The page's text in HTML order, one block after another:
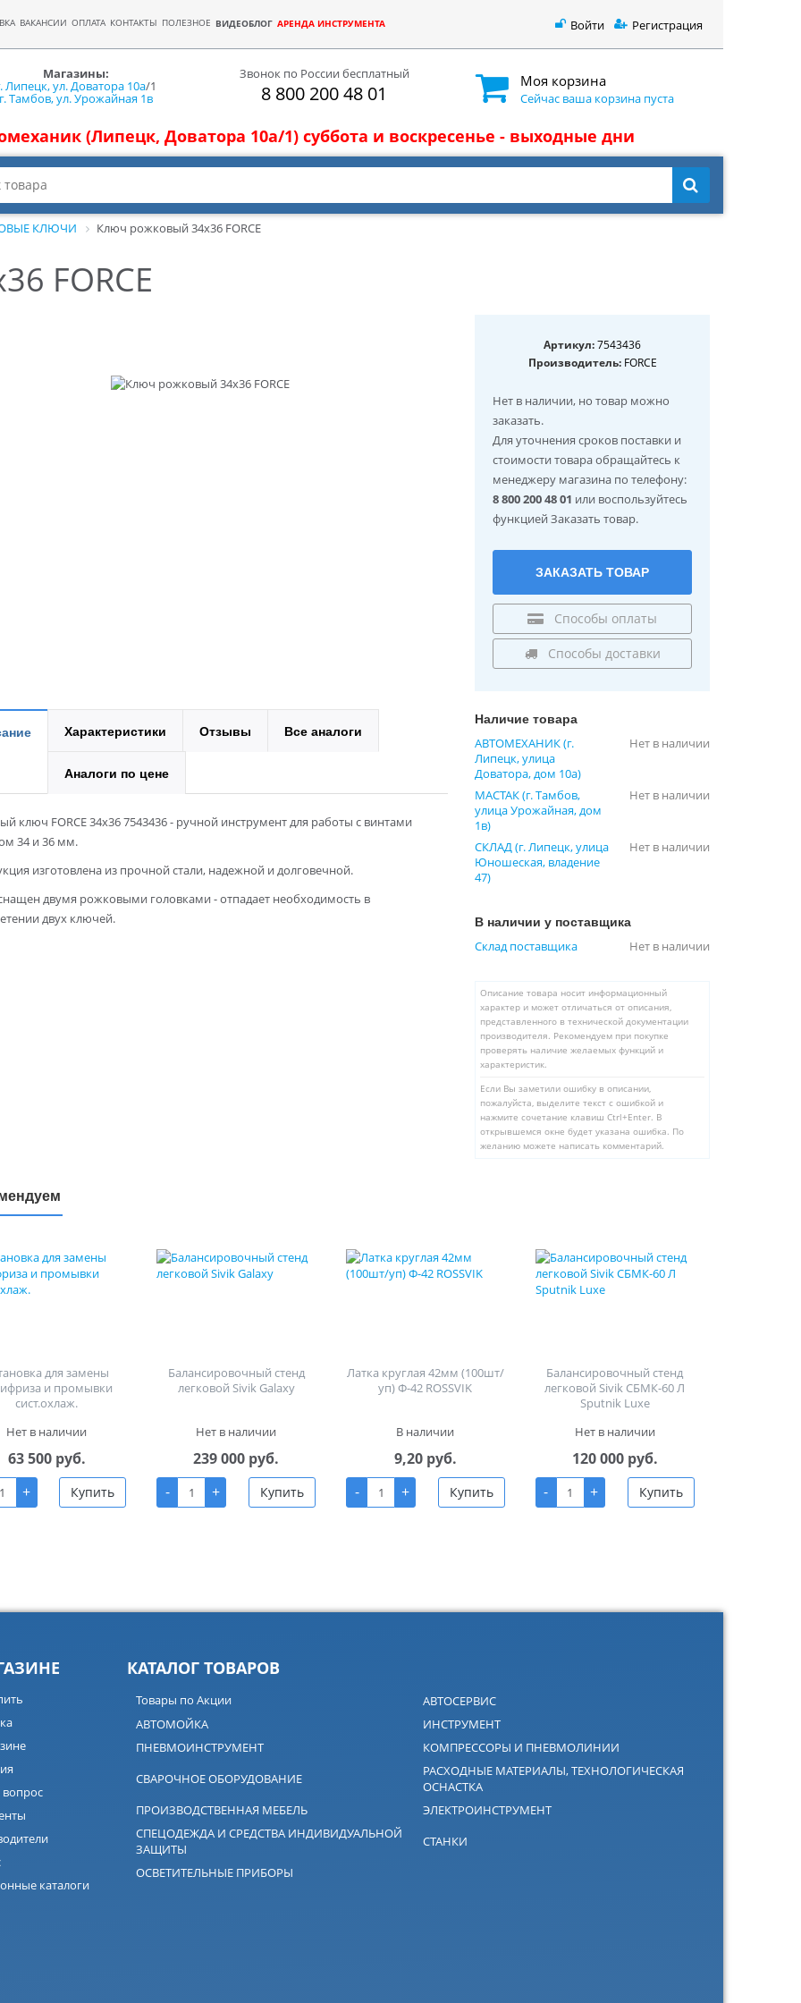
ВАКАНСИИ ОПЛАТА КОНТАКТЫ ПОЛЕЗНОЕ ВИДЕОБЛОГ АРЕНДА ИНСТРУМЕНТА Войти Регистрация
Магазины:
Липецк, ул. Доватора 10а/1
г. Тамбов, ул. Урожайная 1в
Звонок по России бесплатный
8 800 200 48 01
Моя корзина
Сейчас ваша корзина пуста
(Липецк, Доватора 10а/1) суббота и воскресенье - выходные дни
КЛЮЧИ Ключ рожковый 34х36 FORCE
FORCE
Артикул:7543436
Производитель:FORCE
Нет в наличии, но товар можно
заказать.
Для уточнения сроков поставки и
стоимости товара обращайтесь к
менеджеру магазина по телефону:
8 800 200 48 01 или воспользуйтесь
функцией Заказать товар.
ЗАКАЗАТЬ ТОВАР
Способы оплаты
Способы доставки
Характеристики Отзывы Все аналоги
Аналоги по цене
ключ FORCE 34х36 7543436 - ручной инструмент для работы с винтами
34 и 36 мм.
изготовлена из прочной стали, надежной и долговечной.
двумя рожковыми головками - отпадает необходимость в
двух ключей.
Наличие товара
АВТОМЕХАНИК (г.
Липецк, улица
Доватора, дом 10а)
Нет в наличии
МАСТАК (г. Тамбов,
улица Урожайная, дом
1в)
Нет в наличии
СКЛАД (г. Липецк, улица
Юношеская, владение
47)
Нет в наличии
В наличии у поставщика
Склад поставщика Нет в наличии
Описание товара носит информационный
характер и может отличаться от описания,
представленного в технической документации
производителя. Рекомендуем при покупке
проверять наличие желаемых функций и
характеристик.
Если Вы заметили ошибку в описании,
пожалуйста, выделите текст с ошибкой и
нажмите сочетание клавиш Ctrl+Enter. В
открывшемся окне будет указана ошибка. По
желанию можете написать комментарий.
для замены
и промывки
сист.охлаж.
Нет в наличии
63 500 руб.
+ Купить
Балансировочный стенд
легковой Sivik Galaxy
Нет в наличии
239 000 руб.
-
+ Купить
Латка круглая 42мм (100шт/
уп) Ф-42 ROSSVIK
В наличии
9,20 руб.
-
+ Купить
Балансировочный стенд
легковой Sivik СБМК-60 Л
Sputnik Luxe
Нет в наличии
120 000 руб.
-
+ Купить
вопрос
каталоги
КАТАЛОГ ТОВАРОВ
Товары по Акции
АВТОСЕРВИС
АВТОМОЙКА
ИНСТРУМЕНТ
ПНЕВМОИНСТРУМЕНТ
КОМПРЕССОРЫ И ПНЕВМОЛИНИИ
СВАРОЧНОЕ ОБОРУДОВАНИЕ
РАСХОДНЫЕ МАТЕРИАЛЫ, ТЕХНОЛОГИЧЕСКАЯ
ОСНАСТКА
ПРОИЗВОДСТВЕННАЯ МЕБЕЛЬ
ЭЛЕКТРОИНСТРУМЕНТ
СПЕЦОДЕЖДА И СРЕДСТВА ИНДИВИДУАЛЬНОЙ
ЗАЩИТЫ
СТАНКИ
ОСВЕТИТЕЛЬНЫЕ ПРИБОРЫ